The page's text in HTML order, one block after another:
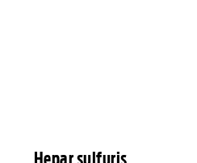
Hepar sulfuris